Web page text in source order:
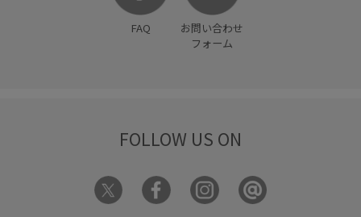
FAQ
お問い合わせ
フォーム
FOLLOW US ON